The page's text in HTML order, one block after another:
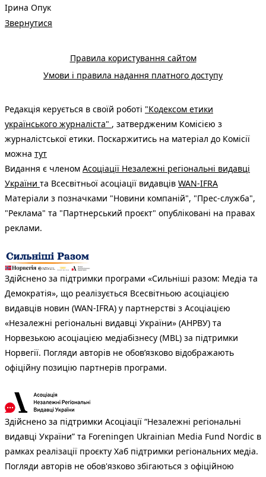
Ірина Опук
Звернутися
Правила користування сайтом
Умови і правила надання платного доступу
Редакція керується в своїй роботі "Кодексом етики
українського журналіста" , затвердженим Комісією з
журналістської етики. Поскаржитись на матеріал до Комісії
можна тут
Видання є членом Асоціації Незалежні регіональні видавці
України та Всесвітньої асоціації видавців WAN-IFRA
Матеріали з позначками "Новини компаній", "Прес-служба",
"Реклама" та "Партнерський проєкт" опубліковані на правах
реклами.
Здійснено за підтримки програми «Сильніші разом: Медіа та
Демократія», що реалізується Всесвітньою асоціацією
видавців новин (WAN-IFRA) у партнерстві з Асоціацією
«Незалежні регіональні видавці України» (АНРВУ) та
Норвезькою асоціацією медіабізнесу (MBL) за підтримки
Норвегії. Погляди авторів не обов’язково відображають
офіційну позицію партнерів програми.
Здійснено за підтримки Асоціації “Незалежні регіональні
видавці України” та Foreningen Ukrainian Media Fund Nordic в
рамках реалізації проєкту Хаб підтримки регіональних медіа.
Погляди авторів не обов'язково збігаються з офіційною